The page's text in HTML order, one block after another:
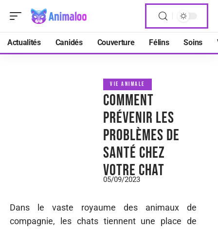
Actualités Canidés Couverture Félins Soins
VIE ANIMALE
Comment
prévenir les
problèmes de
santé chez
votre chat
05/09/2023
Dans le vaste royaume des animaux de
compagnie, les chats tiennent une place de